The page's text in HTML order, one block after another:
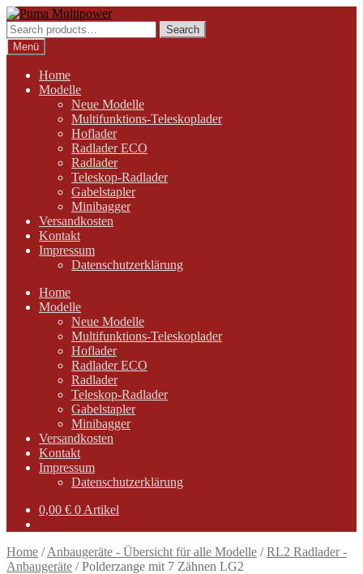
Zur
Navigation
springen
Zum
Inhalt
springen
Search
for:
Search
Menü
Home
Modelle
Neue Modelle
Multifunktions-Teleskoplader
Hoflader
Radlader ECO
Radlader
Teleskop-Radlader
Gabelstapler
Minibagger
Versandkosten
Kontakt
Impressum
Datenschutzerklärung
Home
Modelle
Neue Modelle
Multifunktions-Teleskoplader
Hoflader
Radlader ECO
Radlader
Teleskop-Radlader
Gabelstapler
Minibagger
Versandkosten
Kontakt
Impressum
Datenschutzerklärung
0,00 € 0 Artikel
Home /Anbaugeräte - Übersicht für alle Modelle /RL2 Radlader -
Anbaugeräte /Polderzange mit 7 Zähnen LG2